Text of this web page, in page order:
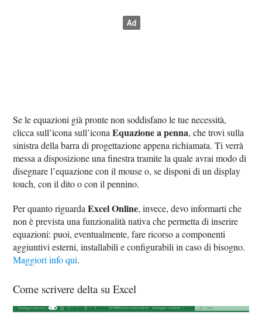
Se le equazioni già pronte non soddisfano le tue necessità,
clicca sull’icona sull’iconaEquazione a penna, che trovi sulla
sinistra della barra di progettazione appena richiamata. Ti verrà
messa a disposizione una finestra tramite la quale avrai modo di
disegnare l’equazione con il mouse o, se disponi di un display
touch, con il dito o con il pennino.
Per quanto riguardaExcel Online, invece, devo informarti che
non è prevista una funzionalità nativa che permetta di inserire
equazioni: puoi, eventualmente, fare ricorso a componenti
aggiuntivi esterni, installabili e configurabili in caso di bisogno.
Maggiori info qui.
Come scrivere delta su Excel